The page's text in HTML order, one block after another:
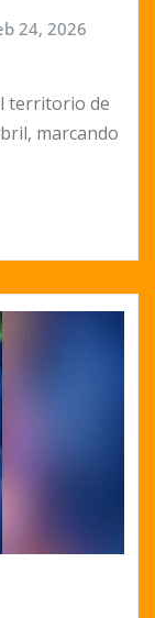
24, 2026
territorio de
marcando